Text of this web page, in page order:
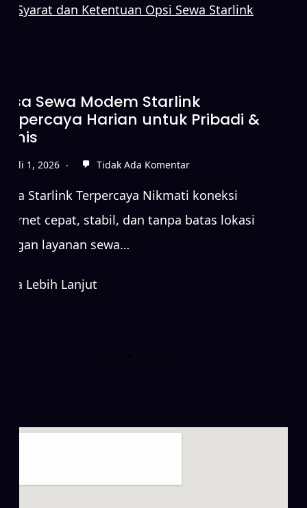
Syarat dan Ketentuan Opsi Sewa Starlink
Starlink Tanpa DP untuk
Internet Cepat
Juni 15, 2026
cepat, stabil, dan tanpa batas lokasi
layanan sewa…